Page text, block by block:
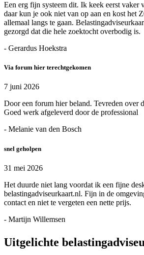
Een erg fijn systeem dit. Ik keek eerst vaker
daar kun je ook niet van op aan en kost het
allemaal langs te gaan.
gezorgd dat die hele zoektocht overbodig is.
- Gerardus Hoekstra
Via forum hier terechtgekomen
7 juni 2026
Door een forum hier beland. Tevreden over
Goed werk afgeleverd door de professional
- Melanie van den Bosch
snel geholpen
31 mei 2026
Het duurde niet lang voordat ik een fijne
belastingadviseurkaart.nl. Fijn in de
contact en niet te vergeten een nette prijs.
- Martijn Willemsen
Uitgelichte